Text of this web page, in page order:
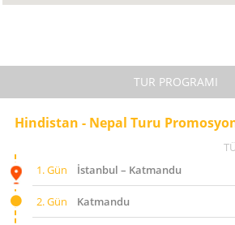
TUR PROGRAMI
Hindistan - Nepal Turu
1. Gün
İstanbul – Katmandu
2. Gün Katmandu